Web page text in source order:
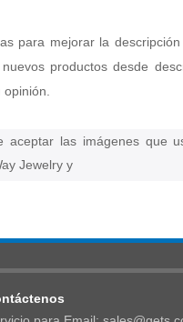
para mejorar la
productos desde
aceptar las imágenes que
Jewelry y